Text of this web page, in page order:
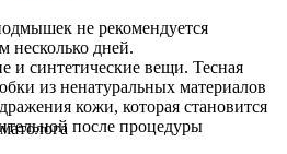
не рекомендуется
несколько дней.
и синтетические вещи. Тесная
из ненатуральных материалов
кожи, которая становится
после процедуры